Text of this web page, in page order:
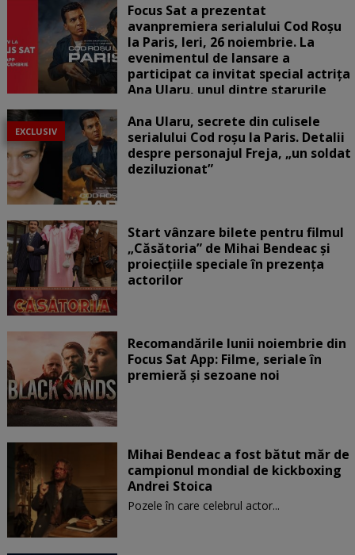
Focus Sat a prezentat
avanpremiera serialului Cod Roșu
la Paris, Ieri, 26 noiembrie. La
evenimentul de lansare a
participat ca invitat special actrița
Ana Ularu, unul dintre starurile
EXCLUSIV
Ana Ularu, secrete din culisele
serialului Cod roșu la Paris. Detalii
despre personajul Freja, „un soldat
deziluzionat”
Start vânzare bilete pentru filmul
„Căsătoria” de Mihai Bendeac și
proiecțiile speciale în prezența
actorilor
Recomandările lunii noiembrie din
Focus Sat App: Filme, seriale în
premieră și sezoane noi
Mihai Bendeac a fost bătut măr de
campionul mondial de kickboxing
Andrei Stoica
Pozele în care celebrul actor...